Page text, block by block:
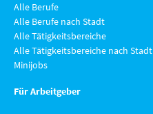
Alle Berufe
Alle Berufe nach Stadt
Alle Tätigkeitsbereiche
Alle Tätigkeitsbereiche nach Stadt
Minijobs
Für Arbeitgeber